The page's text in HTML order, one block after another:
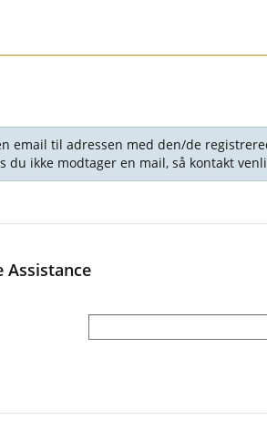
email til adressen med den/de
du ikke modtager en mail, så kontakt
Assistance